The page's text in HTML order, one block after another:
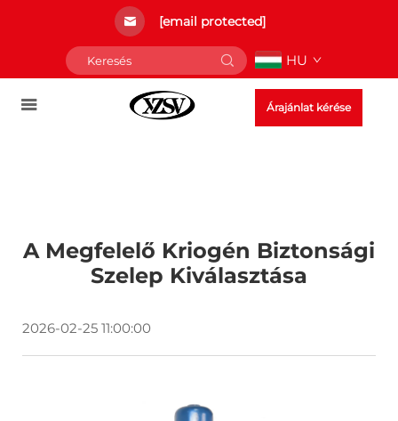
[email protected]
HU
Árajánlat kérése
A Megfelelő Kriogén Biztonsági
Szelep Kiválasztása
2026-02-25 11:00:00